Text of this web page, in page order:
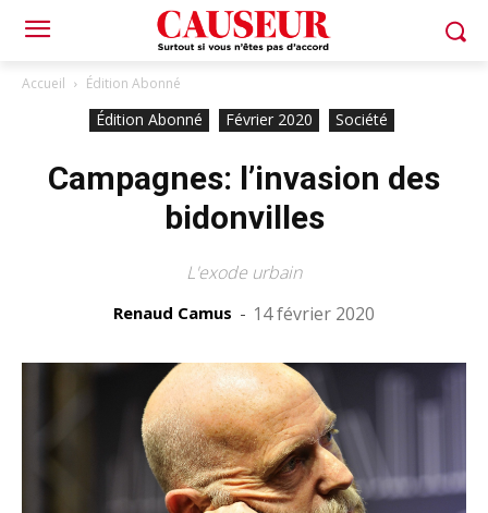
Accueil Édition Abonné
Édition Abonné Février 2020 Société
Campagnes: l’invasion des
bidonvilles
L'exode urbain
Renaud Camus - 14 février 2020